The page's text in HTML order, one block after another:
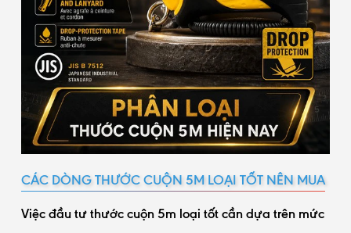
CÁC DÒNG THƯỚC CUỘN 5M LOẠI TỐT NÊN MUA
Việc đầu tư thước cuộn 5m loại tốt cần dựa trên mức